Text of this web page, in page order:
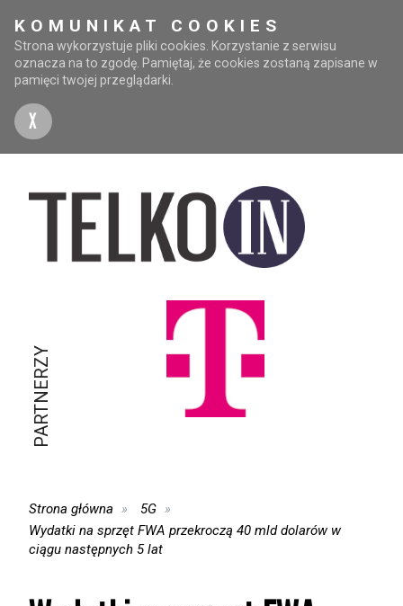
KOMUNIKAT COOKIES
Strona wykorzystuje pliki cookies. Korzystanie z serwisu
oznacza na to zgodę. Pamiętaj, że cookies zostaną zapisane w
pamięci twojej przeglądarki.
X
PARTNERZY
Strona główna
5G
Wydatki na sprzęt FWA przekroczą 40 mld dolarów w
ciągu następnych 5 lat